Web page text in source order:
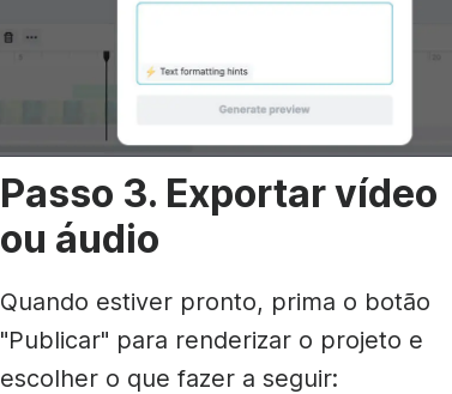
Passo 3. Exportar vídeo
ou áudio
Quando estiver pronto, prima o botão
"Publicar" para renderizar o projeto e
escolher o que fazer a seguir: